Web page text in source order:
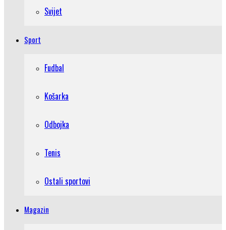
Svijet
Sport
Fudbal
Košarka
Odbojka
Tenis
Ostali sportovi
Magazin